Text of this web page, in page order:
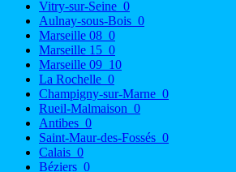
Vitry-sur-Seine 0
Aulnay-sous-Bois 0
Marseille 08 0
Marseille 15 0
Marseille 09 10
La Rochelle 0
Champigny-sur-Marne 0
Rueil-Malmaison 0
Antibes 0
Saint-Maur-des-Fossés 0
Calais 0
Béziers 0